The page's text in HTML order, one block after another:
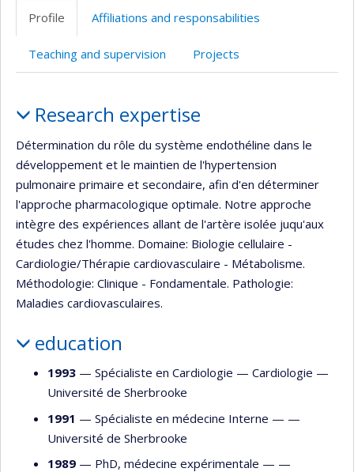
site
Profile Affiliations and responsabilities
Teaching and supervision Projects
Research expertise
Détermination du rôle du système endothéline dans le
développement et le maintien de l'hypertension
pulmonaire primaire et secondaire, afin d'en déterminer
l'approche pharmacologique optimale. Notre approche
intègre des expériences allant de l'artère isolée juqu'aux
études chez l'homme. Domaine: Biologie cellulaire -
Cardiologie/Thérapie cardiovasculaire - Métabolisme.
Méthodologie: Clinique - Fondamentale. Pathologie:
Maladies cardiovasculaires.
education
1993 — Spécialiste en Cardiologie — Cardiologie —
Université de Sherbrooke
1991 — Spécialiste en médecine Interne — —
Université de Sherbrooke
1989 — PhD, médecine expérimentale — —